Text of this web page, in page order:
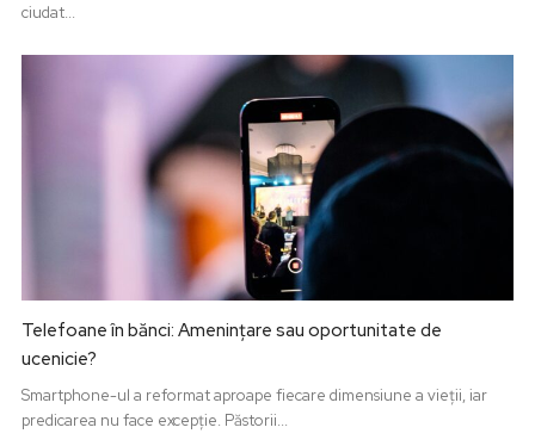
ciudat...
Telefoane în bănci: Amenințare sau oportunitate de
ucenicie?
Smartphone-ul a reformat aproape fiecare dimensiune a vieții, iar
predicarea nu face excepție. Păstorii...